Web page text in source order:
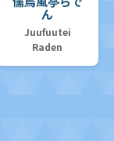
ん
Juufuutei
Raden